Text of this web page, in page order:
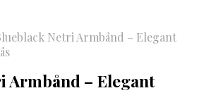
Netri Armbånd – Elegant
Armbånd – Elegant